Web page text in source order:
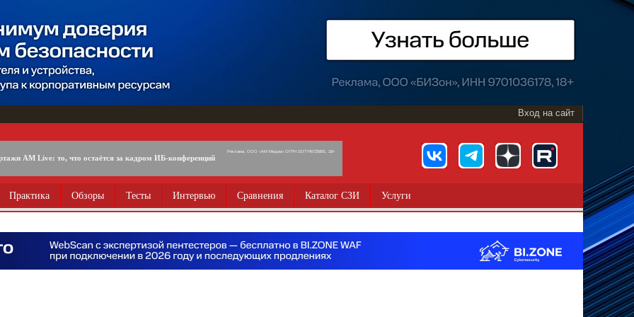
Вход на сайт
AM Live: то, что остаётся за кадром ИБ-конференций
Реклама. ООО «АМ Медиа» ОГРН 1077746725891, 18+
Практика Обзоры Тесты Интервью Сравнения Каталог СЗИ Услуги